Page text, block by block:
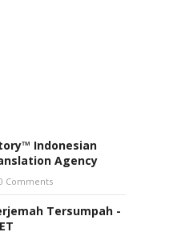
Indonesian
Agency
Comments
Tersumpah -